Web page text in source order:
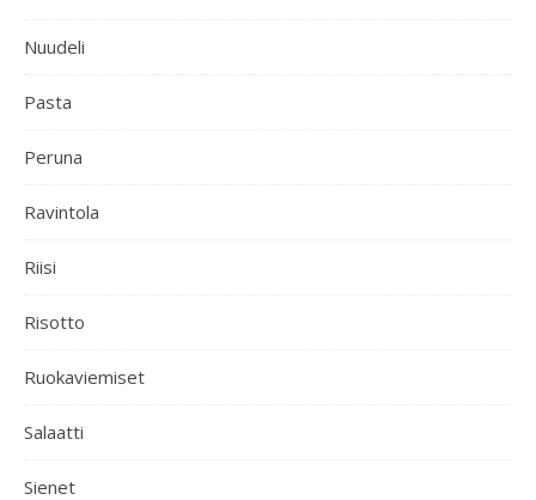
Nuudeli
Pasta
Peruna
Ravintola
Riisi
Risotto
Ruokaviemiset
Salaatti
Sienet